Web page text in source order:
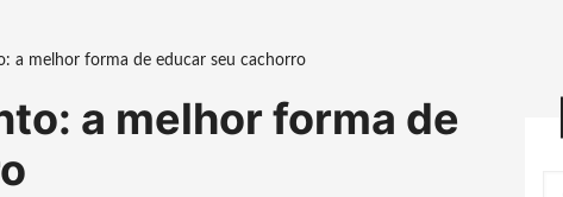
a melhor forma de educar seu cachorro
a melhor forma de